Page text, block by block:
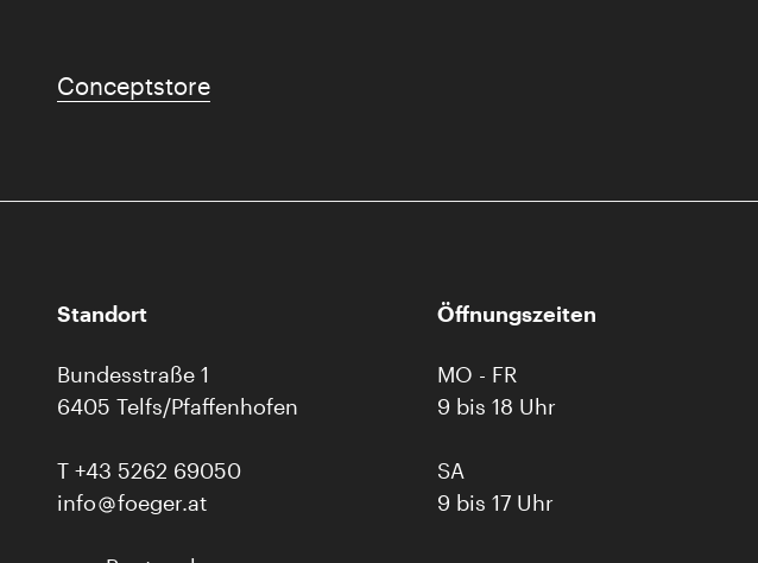
Conceptstore
Standort
Bundesstraße 1
6405 Telfs/Pfaffenhofen
T +43 5262 69050
info
foeger.at
Öffnungszeiten
MO - FR
9 bis 18 Uhr
SA
9 bis 17 Uhr